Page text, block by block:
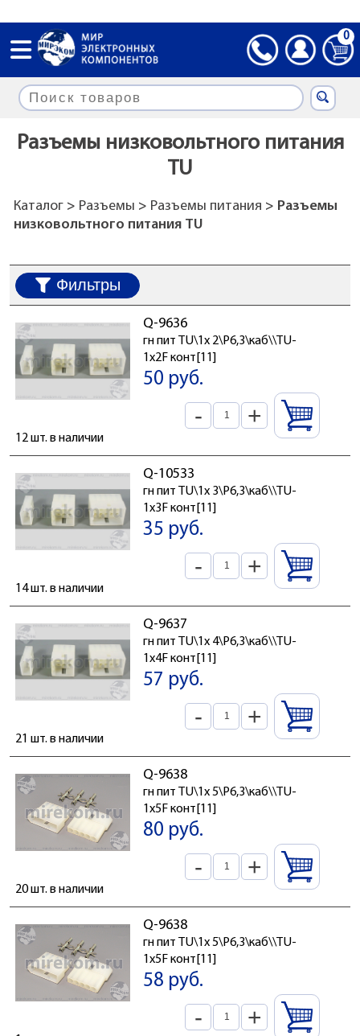
0
Разъемы низковольтного питания
TU
Каталог> Разъемы > Разъемы питания > Разъемы
низковольтного питания TU
Фильтры
Q-9636
гн пит TU\1x 2\P6,3\каб\\TU-
1x2F конт[11]
50 руб.
- +
12 шт. в наличии
Q-10533
гн пит TU\1x 3\P6,3\каб\\TU-
1x3F конт[11]
35 руб.
- +
14 шт. в наличии
Q-9637
гн пит TU\1x 4\P6,3\каб\\TU-
1x4F конт[11]
57 руб.
- +
21 шт. в наличии
Q-9638
гн пит TU\1x 5\P6,3\каб\\TU-
1x5F конт[11]
80 руб.
- +
20 шт. в наличии
Q-9638
гн пит TU\1x 5\P6,3\каб\\TU-
1x5F конт[11]
58 руб.
- +